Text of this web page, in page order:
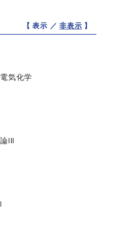
【 表示 ／非表示 】
気化学
III